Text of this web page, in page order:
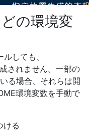
の環境変
しても、
されません。一部の
る場合、それらは開
環境変数を手動で
ける